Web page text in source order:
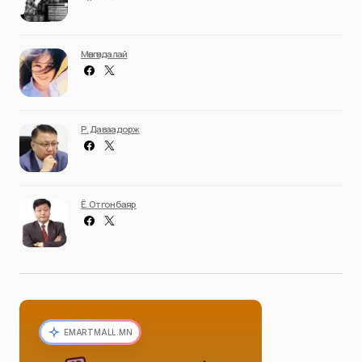
Мөнгөндалай
Р. Даваадорж
Ё. Отгонбаяр
EMARTMALL.MN